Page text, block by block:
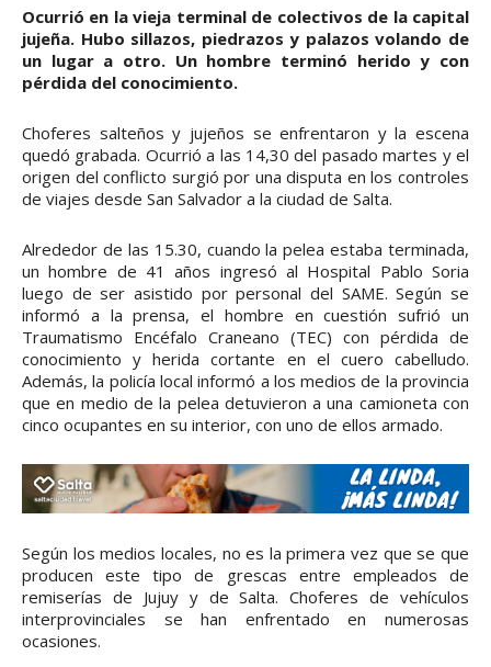
Ocurrió en la vieja terminal de colectivos de la capital
jujeña. Hubo sillazos, piedrazos y palazos volando de
un lugar a otro. Un hombre terminó herido y con
pérdida del conocimiento.
Choferes salteños y jujeños se enfrentaron y la escena
quedó grabada. Ocurrió a las 14,30 del pasado martes y el
origen del conflicto surgió por una disputa en los controles
de viajes desde San Salvador a la ciudad de Salta.
Alrededor de las 15.30, cuando la pelea estaba terminada,
un hombre de 41 años ingresó al Hospital Pablo Soria
luego de ser asistido por personal del SAME. Según se
informó a la prensa, el hombre en cuestión sufrió un
Traumatismo Encéfalo Craneano (TEC) con pérdida de
conocimiento y herida cortante en el cuero cabelludo.
Además, la policía local informó a los medios de la provincia
que en medio de la pelea detuvieron a una camioneta con
cinco ocupantes en su interior, con uno de ellos armado.
Según los medios locales, no es la primera vez que se que
producen este tipo de grescas entre empleados de
remiserías de Jujuy y de Salta. Choferes de vehículos
interprovinciales se han enfrentado en numerosas
ocasiones.